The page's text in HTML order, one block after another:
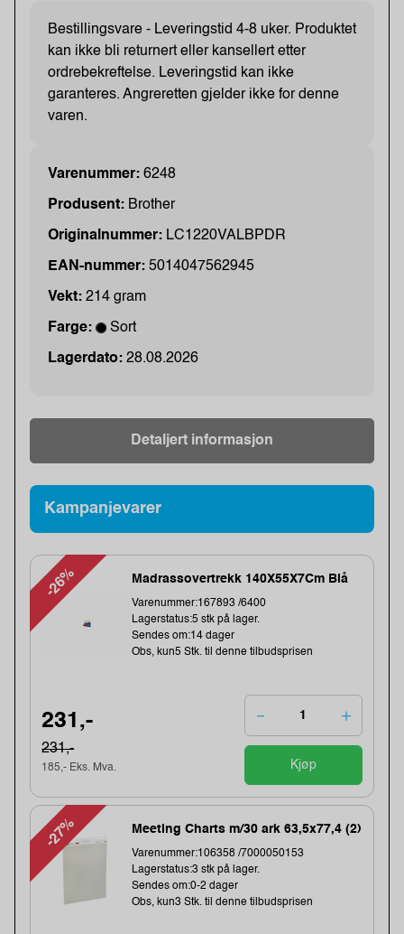
Bestillingsvare - Leveringstid 4-8 uker. Produktet
kan ikke bli returnert eller kansellert etter
ordrebekreftelse. Leveringstid kan ikke
garanteres. Angreretten gjelder ikke for denne
varen.
Varenummer: 6248
Produsent: Brother
Originalnummer: LC1220VALBPDR
EAN-nummer: 5014047562945
Vekt: 214 gram
Farge: Sort
Lagerdato: 28.08.2026
Detaljert informasjon
Kampanjevarer
-26% Madrassovertrekk 140X55X7Cm Blå
Varenummer:167893 /6400
Lagerstatus:5 stk på lager.
Sendes om:14 dager
Obs, kun5 Stk. til denne tilbudsprisen
231,-
231,-
185,- Eks. Mva. Kjøp
-27% Meeting Charts m/30 ark 63,5x77,4 (2)
Varenummer:106358 /7000050153
Lagerstatus:3 stk på lager.
Sendes om:0-2 dager
Obs, kun3 Stk. til denne tilbudsprisen